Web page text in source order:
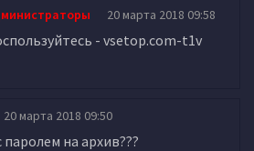
20 марта 2018 09:58
- vsetop.com-t1v
20 марта 2018 09:50
на архив???